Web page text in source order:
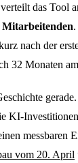
das Tool
Mitarbeitenden
nach der
32 Monaten
KI-
messbaren
vom 20. April